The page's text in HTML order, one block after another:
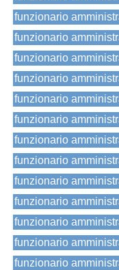
funzionario
funzionario
funzionario
funzionario
funzionario
funzionario
funzionario
funzionario
funzionario
funzionario
funzionario
funzionario
funzionario